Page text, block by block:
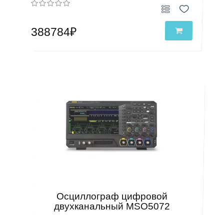
388784₽
Осциллограф цифровой
двухканальный MSO5072